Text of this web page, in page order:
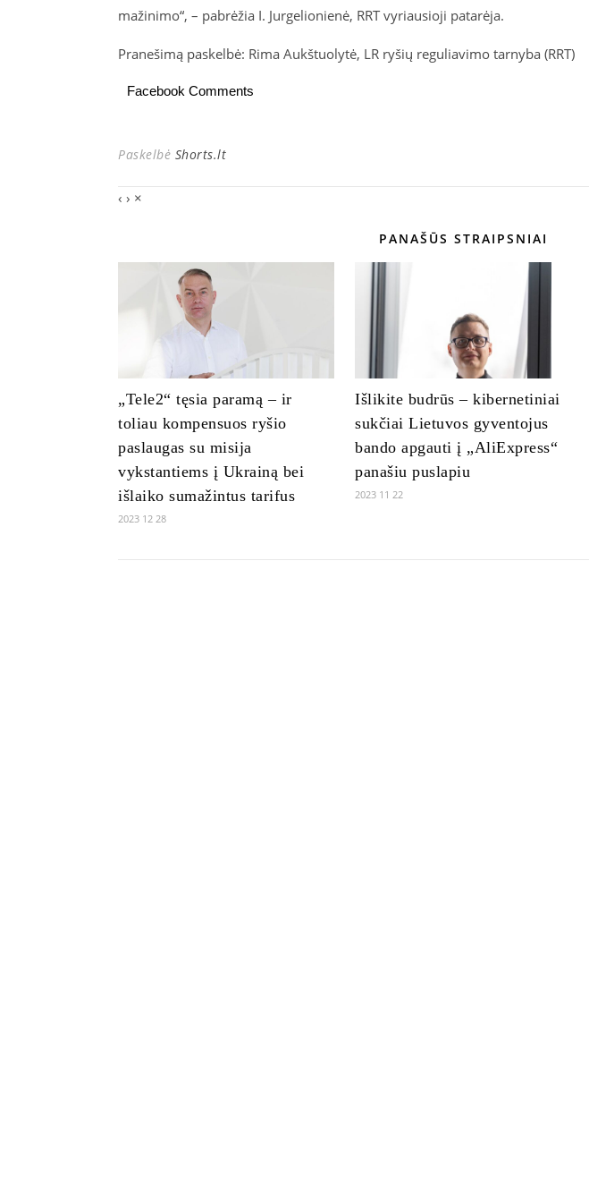
mažinimo“, – pabrėžia I. Jurgelionienė, RRT vyriausioji patarėja.
Pranešimą paskelbė: Rima Aukštuolytė, LR ryšių reguliavimo tarnyba (RRT)
Facebook Comments
Paskelbė Shorts.lt
‹ › ×
PANAŠŪS STRAIPSNIAI
„Tele2“ tęsia paramą – ir
toliau kompensuos ryšio
paslaugas su misija
vykstantiems į Ukrainą bei
išlaiko sumažintus tarifus
2023 12 28
Išlikite budrūs – kibernetiniai
sukčiai Lietuvos gyventojus
bando apgauti į „AliExpress“
panašiu puslapiu
2023 11 22